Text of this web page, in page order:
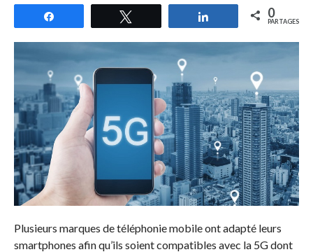
Partagez 0
PARTAGES
Plusieurs marques de téléphonie mobile ont adapté leurs
smartphones afin qu’ils soient compatibles avec la 5G dont